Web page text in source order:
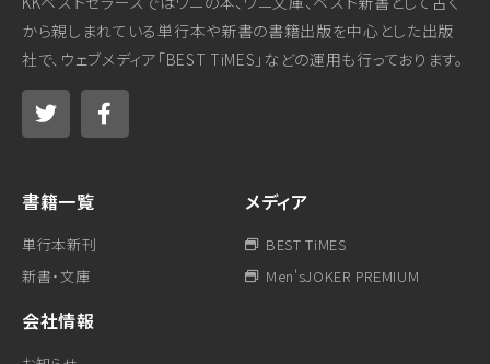
から親しまれている単行本や新書の書籍出版を中心とした出版
社で、ウェブメディア「BEST TiMES」などの運用も行っております。
書籍一覧
単行本新刊
新書・文庫
メディア
BEST TiMES
Men'sJOKER PREMIUM
会社情報